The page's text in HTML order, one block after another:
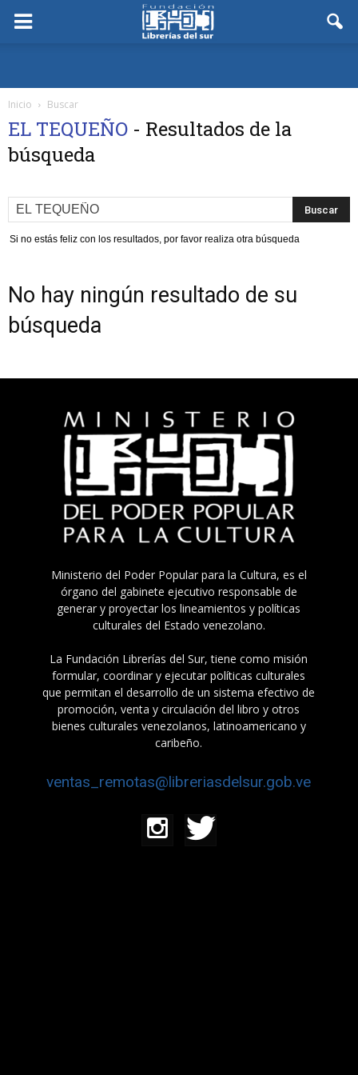
Inicio Buscar
EL TEQUEÑO - Resultados de la
búsqueda
Si no estás feliz con los resultados, por favor realiza otra búsqueda
No hay ningún resultado de su
búsqueda
Ministerio del Poder Popular para la Cultura, es el
órgano del gabinete ejecutivo responsable de
generar y proyectar los lineamientos y políticas
culturales del Estado venezolano.
La Fundación Librerías del Sur, tiene como misión
formular, coordinar y ejecutar políticas culturales
que permitan el desarrollo de un sistema efectivo de
promoción, venta y circulación del libro y otros
bienes culturales venezolanos, latinoamericano y
caribeño.
ventas_remotas@libreriasdelsur.gob.ve